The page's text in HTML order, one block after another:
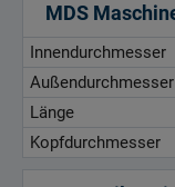
Innendurchmesser
Außendurchmesser
Länge
Kopfdurchmesser